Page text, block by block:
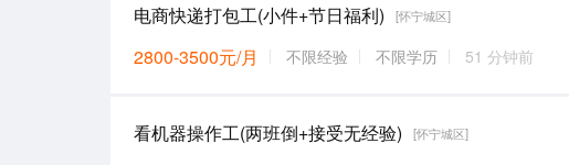
电商快递打包工(小件+节日福利) [怀宁城区]
2800-3500元/月 不限经验 不限学历 51 分钟前
看机器操作工(两班倒+接受无经验) [怀宁城区]